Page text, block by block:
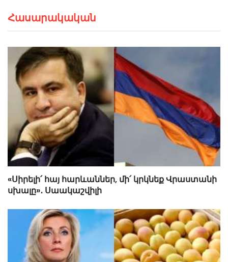
Հասարակական
«Սիրելի՛ հայ հարևաններ, մի՛ կրկնեք Վրաստանի
սխալը»․ Սաակաշվիլի